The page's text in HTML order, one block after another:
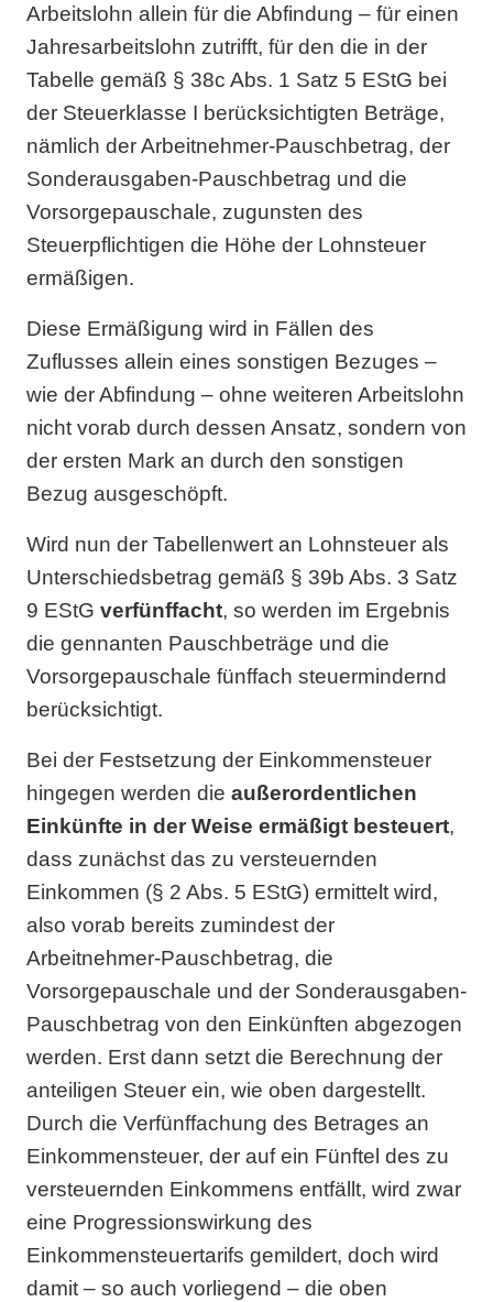
Arbeitslohn allein für die Abfindung – für einen
Jahresarbeitslohn zutrifft, für den die in der
Tabelle gemäß § 38c Abs. 1 Satz 5 EStG bei
der Steuerklasse I berücksichtigten Beträge,
nämlich der Arbeitnehmer-Pauschbetrag, der
Sonderausgaben-Pauschbetrag und die
Vorsorgepauschale, zugunsten des
Steuerpflichtigen die Höhe der Lohnsteuer
ermäßigen.
Diese Ermäßigung wird in Fällen des
Zuflusses allein eines sonstigen Bezuges –
wie der Abfindung – ohne weiteren Arbeitslohn
nicht vorab durch dessen Ansatz, sondern von
der ersten Mark an durch den sonstigen
Bezug ausgeschöpft.
Wird nun der Tabellenwert an Lohnsteuer als
Unterschiedsbetrag gemäß § 39b Abs. 3 Satz
9 EStG verfünffacht, so werden im Ergebnis
die gennanten Pauschbeträge und die
Vorsorgepauschale fünffach steuermindernd
berücksichtigt.
Bei der Festsetzung der Einkommensteuer
hingegen werden die außerordentlichen
Einkünfte in der Weise ermäßigt besteuert,
dass zunächst das zu versteuernden
Einkommen (§ 2 Abs. 5 EStG) ermittelt wird,
also vorab bereits zumindest der
Arbeitnehmer-Pauschbetrag, die
Vorsorgepauschale und der Sonderausgaben-
Pauschbetrag von den Einkünften abgezogen
werden. Erst dann setzt die Berechnung der
anteiligen Steuer ein, wie oben dargestellt.
Durch die Verfünffachung des Betrages an
Einkommensteuer, der auf ein Fünftel des zu
versteuernden Einkommens entfällt, wird zwar
eine Progressionswirkung des
Einkommensteuertarifs gemildert, doch wird
damit – so auch vorliegend – die oben